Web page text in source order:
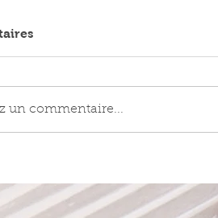
un commentaire...